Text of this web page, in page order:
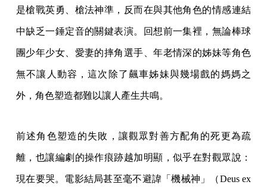
是槍戰英勇、槍法神準，反而在與其他角色的情感連結
中缺乏一錘定音的關鍵表演。回想前一集裡，無論棒球
團少年少女、愛妻的摔角選手、年老情深的姊妹等角色
無不讓人動容，這次除了飆車姊妹與幾場戲的媽媽之
外，角色塑造都難以讓人產生共鳴。
前述角色塑造的失敗，讓觀眾對善方配角的死更為疏
離，也讓編劇的操作痕跡越加明顯，似乎在對觀眾說：
現在要哭。電影結局甚至毫不避諱「機械神」（Deus ex